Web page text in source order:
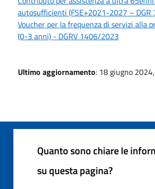
autosufficienti (FSE+2021-2027 –
Voucher per la frequenza di servizi alla
(0-3 anni) - DGRV 1406/2023
Ultimo aggiornamento: 18 giugno
Quanto sono chiare le
su questa pagina?